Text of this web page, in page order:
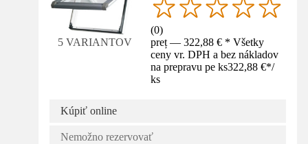
5 VARIANTOV
(0)
preț — 322,88 € * Všetky
ceny vr. DPH a bez nákladov
na prepravu pe ks322,88 €*/
ks
Kúpiť online
Nemožno rezervovať